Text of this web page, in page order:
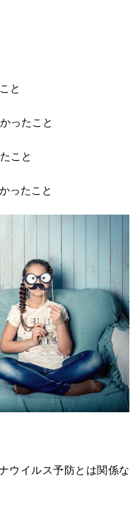
と
ったこと
こと
ったこと
ウイルス予防とは関係な